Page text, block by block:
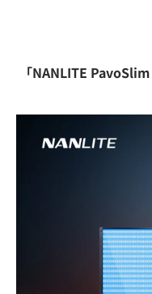
「NANLITE PavoSlim